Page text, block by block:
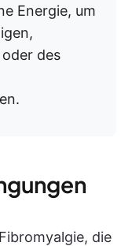
Energie, um
des
die